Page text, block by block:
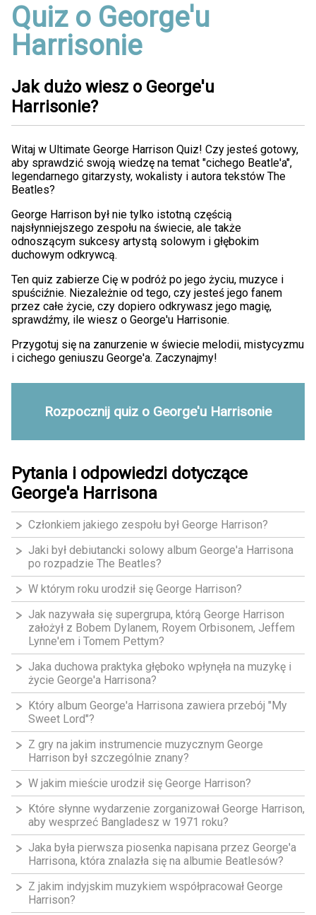
Quiz o George'u
Harrisonie
Jak dużo wiesz o George'u
Harrisonie?
Witaj w Ultimate George Harrison Quiz! Czy jesteś gotowy,
aby sprawdzić swoją wiedzę na temat "cichego Beatle'a",
legendarnego gitarzysty, wokalisty i autora tekstów The
Beatles?
George Harrison był nie tylko istotną częścią
najsłynniejszego zespołu na świecie, ale także
odnoszącym sukcesy artystą solowym i głębokim
duchowym odkrywcą.
Ten quiz zabierze Cię w podróż po jego życiu, muzyce i
spuściźnie. Niezależnie od tego, czy jesteś jego fanem
przez całe życie, czy dopiero odkrywasz jego magię,
sprawdźmy, ile wiesz o George'u Harrisonie.
Przygotuj się na zanurzenie w świecie melodii, mistycyzmu
i cichego geniuszu George'a. Zaczynajmy!
Rozpocznij quiz o George'u Harrisonie
Pytania i odpowiedzi dotyczące
George'a Harrisona
Członkiem jakiego zespołu był George Harrison?
Jaki był debiutancki solowy album George'a Harrisona
po rozpadzie The Beatles?
W którym roku urodził się George Harrison?
Jak nazywała się supergrupa, którą George Harrison
założył z Bobem Dylanem, Royem Orbisonem, Jeffem
Lynne'em i Tomem Pettym?
Jaka duchowa praktyka głęboko wpłynęła na muzykę i
życie George'a Harrisona?
Który album George'a Harrisona zawiera przebój "My
Sweet Lord"?
Z gry na jakim instrumencie muzycznym George
Harrison był szczególnie znany?
W jakim mieście urodził się George Harrison?
Które słynne wydarzenie zorganizował George Harrison,
aby wesprzeć Bangladesz w 1971 roku?
Jaka była pierwsza piosenka napisana przez George'a
Harrisona, która znalazła się na albumie Beatlesów?
Z jakim indyjskim muzykiem współpracował George
Harrison?